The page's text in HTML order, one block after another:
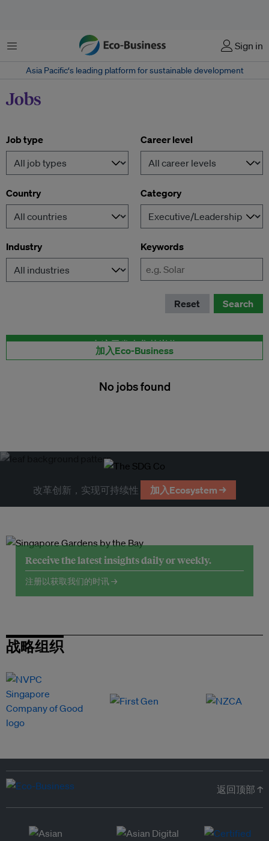
菜单 Sign in
Asia Pacific‘s leading platform for sustainable development
Jobs
Job type Career level
Country Category
Industry Keywords
Reset Search
在这里发布您的岗位
加入Eco-Business
No jobs found
改革创新，实现可持续性 加入Ecosystem →
Receive the latest insights daily or weekly.
注册以获取我们的时讯 →
战略组织
返回顶部 ↑